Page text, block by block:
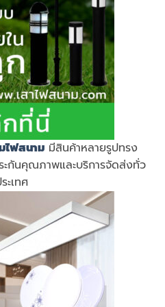
ไฟสนาม มีสินค้าหลายรูปทรง
ะกันคุณภาพและบริการจัดส่งทั่ว
ะเทศ